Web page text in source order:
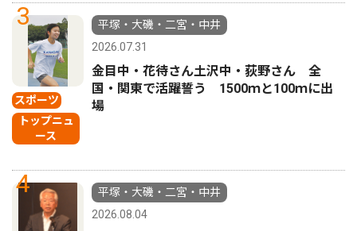
3
スポーツ
トップニュ
ース
平塚・大磯・二宮・中井
2026.07.31
金目中・花待さん土沢中・荻野さん 全
国・関東で活躍誓う 1500ｍと100ｍに出
場
4
平塚・大磯・二宮・中井
2026.08.04